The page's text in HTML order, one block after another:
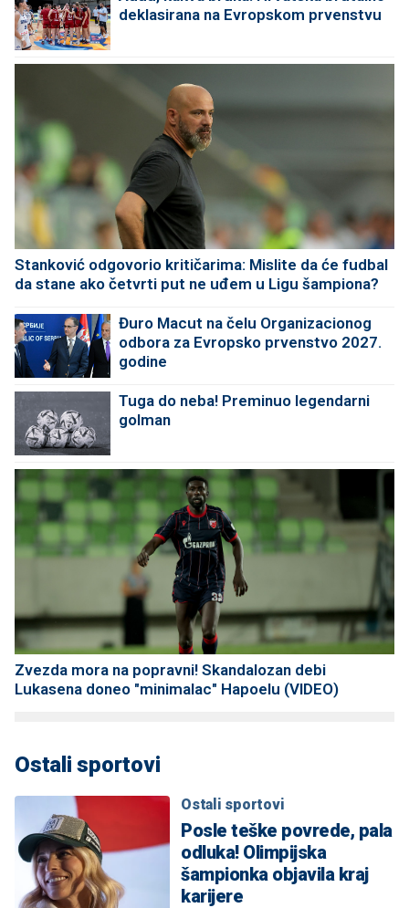
deklasirana na Evropskom prvenstvu
Stanković odgovorio kritičarima: Mislite da će fudbal
da stane ako četvrti put ne uđem u Ligu šampiona?
Đuro Macut na čelu Organizacionog
odbora za Evropsko prvenstvo 2027.
godine
Tuga do neba! Preminuo legendarni
golman
Zvezda mora na popravni! Skandalozan debi
Lukasena doneo "minimalac" Hapoelu (VIDEO)
Ostali sportovi
Ostali sportovi
Posle teške povrede, pala
odluka! Olimpijska
šampionka objavila kraj
karijere